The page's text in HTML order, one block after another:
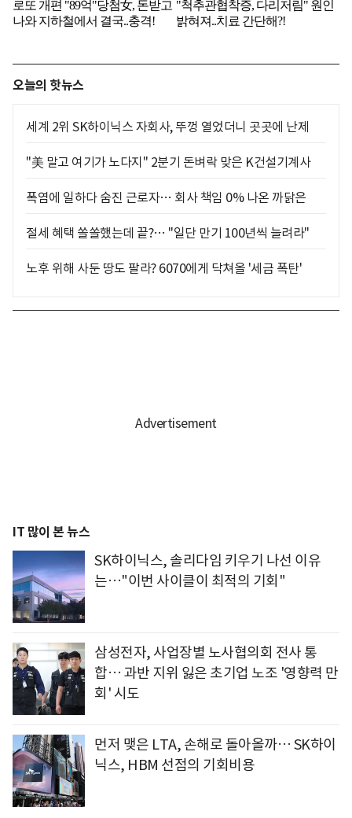
오늘의 핫뉴스
세계 2위 SK하이닉스 자회사, 뚜껑 열었더니 곳곳에 난제
"美 말고 여기가 노다지" 2분기 돈벼락 맞은 K건설기계사
폭염에 일하다 숨진 근로자… 회사 책임 0% 나온 까닭은
절세 혜택 쏠쏠했는데 끝?… "일단 만기 100년씩 늘려라"
노후 위해 사둔 땅도 팔라? 6070에게 닥쳐올 '세금 폭탄'
IT 많이 본 뉴스
SK하이닉스, 솔리다임 키우기 나선 이유
는…"이번 사이클이 최적의 기회"
삼성전자, 사업장별 노사협의회 전사 통
합… 과반 지위 잃은 초기업 노조 '영향력 만
회' 시도
먼저 맺은 LTA, 손해로 돌아올까… SK하이
닉스, HBM 선점의 기회비용